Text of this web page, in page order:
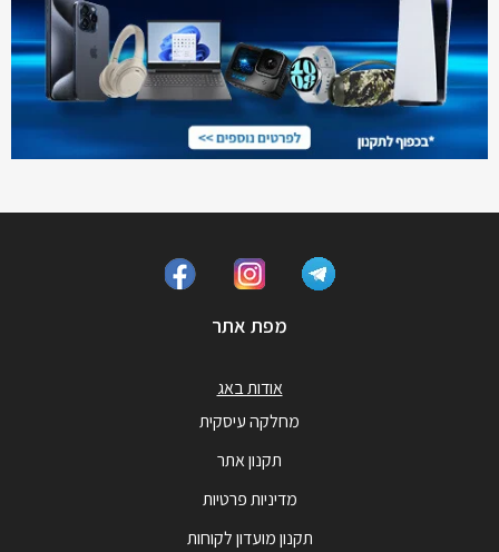
מפת אתר
אודות באג
מחלקה עיסקית
תקנון אתר
מדיניות פרטיות
תקנון מועדון לקוחות